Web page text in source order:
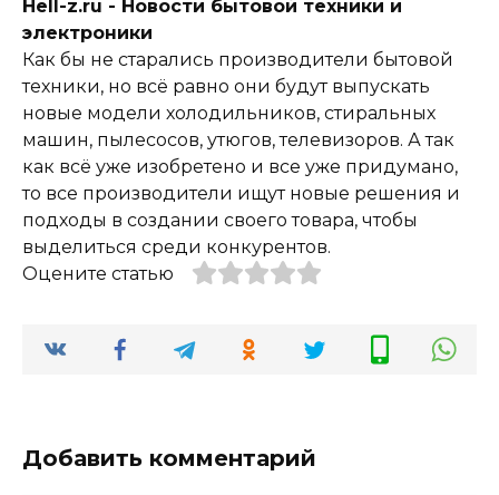
Hell-z.ru - Новости бытовой техники и
электроники
Как бы не старались производители бытовой
техники, но всё равно они будут выпускать
новые модели холодильников, стиральных
машин, пылесосов, утюгов, телевизоров. А так
как всё уже изобретено и все уже придумано,
то все производители ищут новые решения и
подходы в создании своего товара, чтобы
выделиться среди конкурентов.
Оцените статью
Добавить комментарий